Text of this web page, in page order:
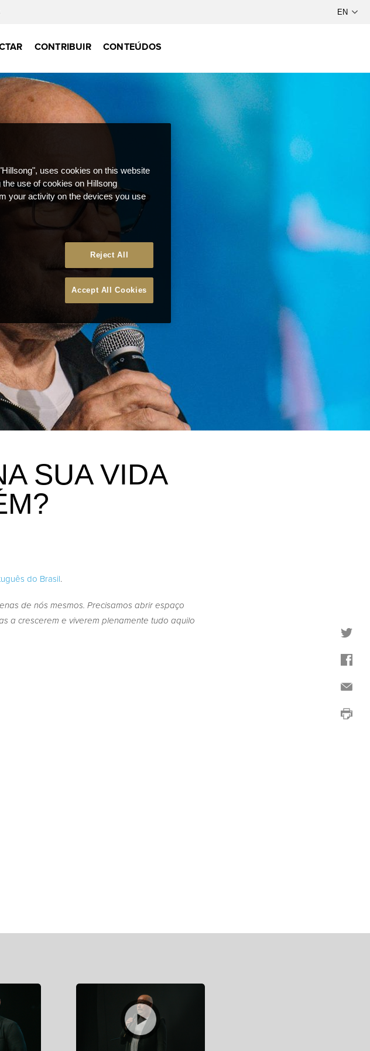
CONTRIBUIR CONTEÚDOS
SUA VIDA
do Brasil.
de nós mesmos. Precisamos abrir espaço
a crescerem e viverem plenamente tudo aquilo
uses cookies on this website
use of cookies on Hillsong
your activity on the devices you use
Reject All
Accept All Cookies